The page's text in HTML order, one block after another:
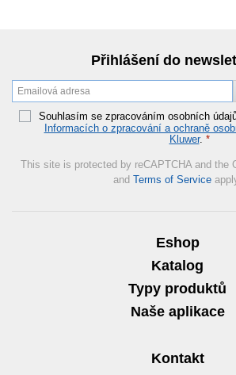
Přihlášení do
Souhlasím se zpracováním osobních
Informacích o zpracování a ochraně
Kluwer. *
This site is protected by reCAPTCHA and the
and Terms of Service
Eshop
Katalog
Typy produktů
Naše aplikace
Kontakt